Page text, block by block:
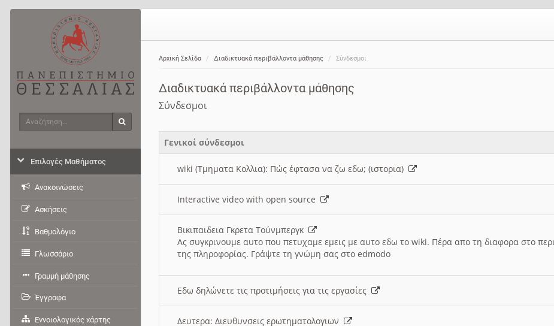
Αρχική Σελίδα Διαδικτυακά περιβάλλοντα μάθησης Σύνδεσμοι
Διαδικτυακά περιβάλλοντα μάθησης
Σύνδεσμοι
Γενικοί σύνδεσμοι
wiki (Τμηματα Κολλια): Πώς έφτασα να ζω εδω; (ιστορια)
Interactive video with open source
Βικιπαιδεια Γκρετα Τούνμπεργκ
Ας συγκρινουμε αυτο που πετυχαμε εμεις με αυτο εδω το wiki. Πέρα απο τη διαφορα στο
της πληροφορίας. Γράψτε τη γνώμη σας στο edmodo
Εδω δηλώνετε τις προτιμήσεις για τις εργασίες
Δευτερα: Διευθυνσεις ερωτηματολογιων
Αναζήτηση
Επιλογές Μαθήματος
Ανακοινώσεις
Ασκήσεις
Βαθμολόγιο
Γλωσσάριο
Γραμμή μάθησης
Έγγραφα
Εννοιολογικός χάρτης